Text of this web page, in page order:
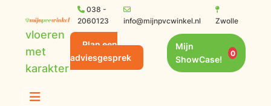
vloeren
met
karakter
038 -
2060123
info@mijnpvcwinkel.nl Zwolle
Plan een
adviesgesprek
Mijn
ShowCase!
0